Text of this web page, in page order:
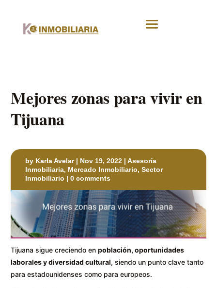
Mejores zonas para vivir en
Tijuana
by Karla Avelar| Nov 19, 2022 |Asesoría
Inmobiliaria, Mercado Inmobiliario,Sector
Inmobiliario |0 comments
Tijuana sigue creciendo enpoblación, oportunidades
laborales y diversidad cultural, siendo un punto clave tanto
para estadounidenses como para europeos.